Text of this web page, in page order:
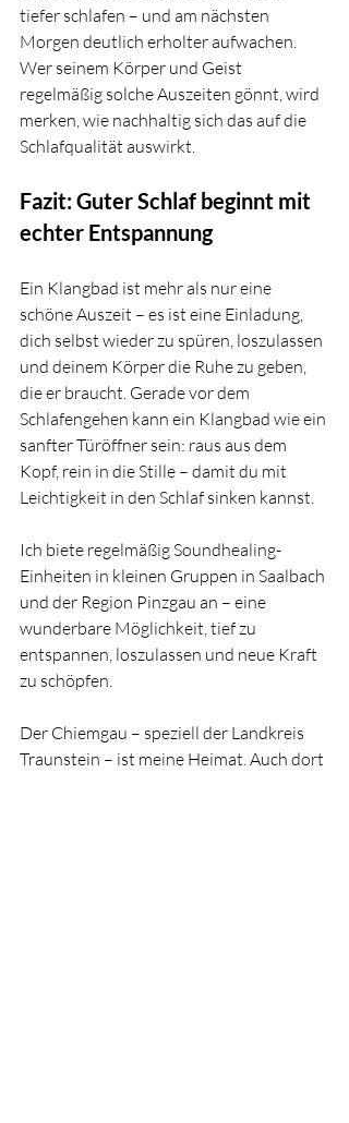
tiefer schlafen – und am nächsten
Morgen deutlich erholter aufwachen.
Wer seinem Körper und Geist
regelmäßig solche Auszeiten gönnt, wird
merken, wie nachhaltig sich das auf die
Schlafqualität auswirkt.
Fazit: Guter Schlaf beginnt mit
echter Entspannung
Ein Klangbad ist mehr als nur eine
schöne Auszeit – es ist eine Einladung,
dich selbst wieder zu spüren, loszulassen
und deinem Körper die Ruhe zu geben,
die er braucht. Gerade vor dem
Schlafengehen kann ein Klangbad wie ein
sanfter Türöffner sein: raus aus dem
Kopf, rein in die Stille – damit du mit
Leichtigkeit in den Schlaf sinken kannst.
Ich biete regelmäßig Soundhealing-
Einheiten in kleinen Gruppen in Saalbach
und der Region Pinzgau an – eine
wunderbare Möglichkeit, tief zu
entspannen, loszulassen und neue Kraft
zu schöpfen.
Der Chiemgau – speziell der Landkreis
Traunstein – ist meine Heimat. Auch dort